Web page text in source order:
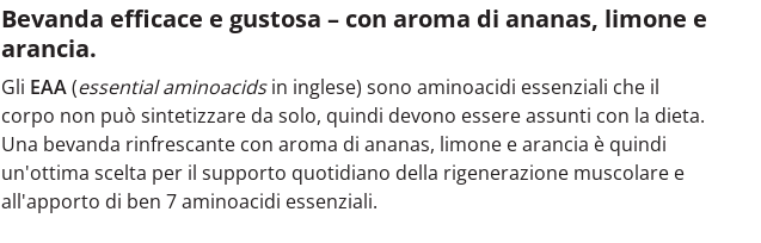
Bevanda efficace e gustosa – con aroma di ananas, limone e
arancia.
Gli EAA(essential aminoacidsin inglese) sono aminoacidi essenziali che il
corpo non può sintetizzare da solo, quindi devono essere assunti con la dieta.
Una bevanda rinfrescante con aroma di ananas, limone e arancia è quindi
un'ottima scelta per il supporto quotidiano della rigenerazione muscolare e
all'apporto di ben 7 aminoacidi essenziali.